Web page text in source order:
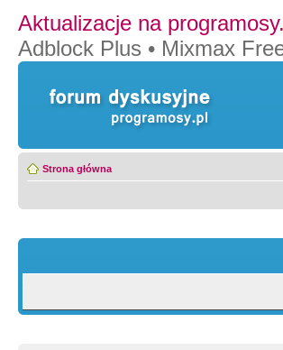
Aktualizacje na
Adblock Plus • Mixmax
Strona główna